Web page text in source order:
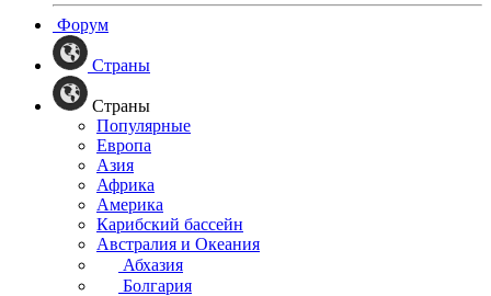
Форум
Страны
Страны
Популярные
Европа
Азия
Африка
Америка
Карибский бассейн
Австралия и Океания
Абхазия
Болгария